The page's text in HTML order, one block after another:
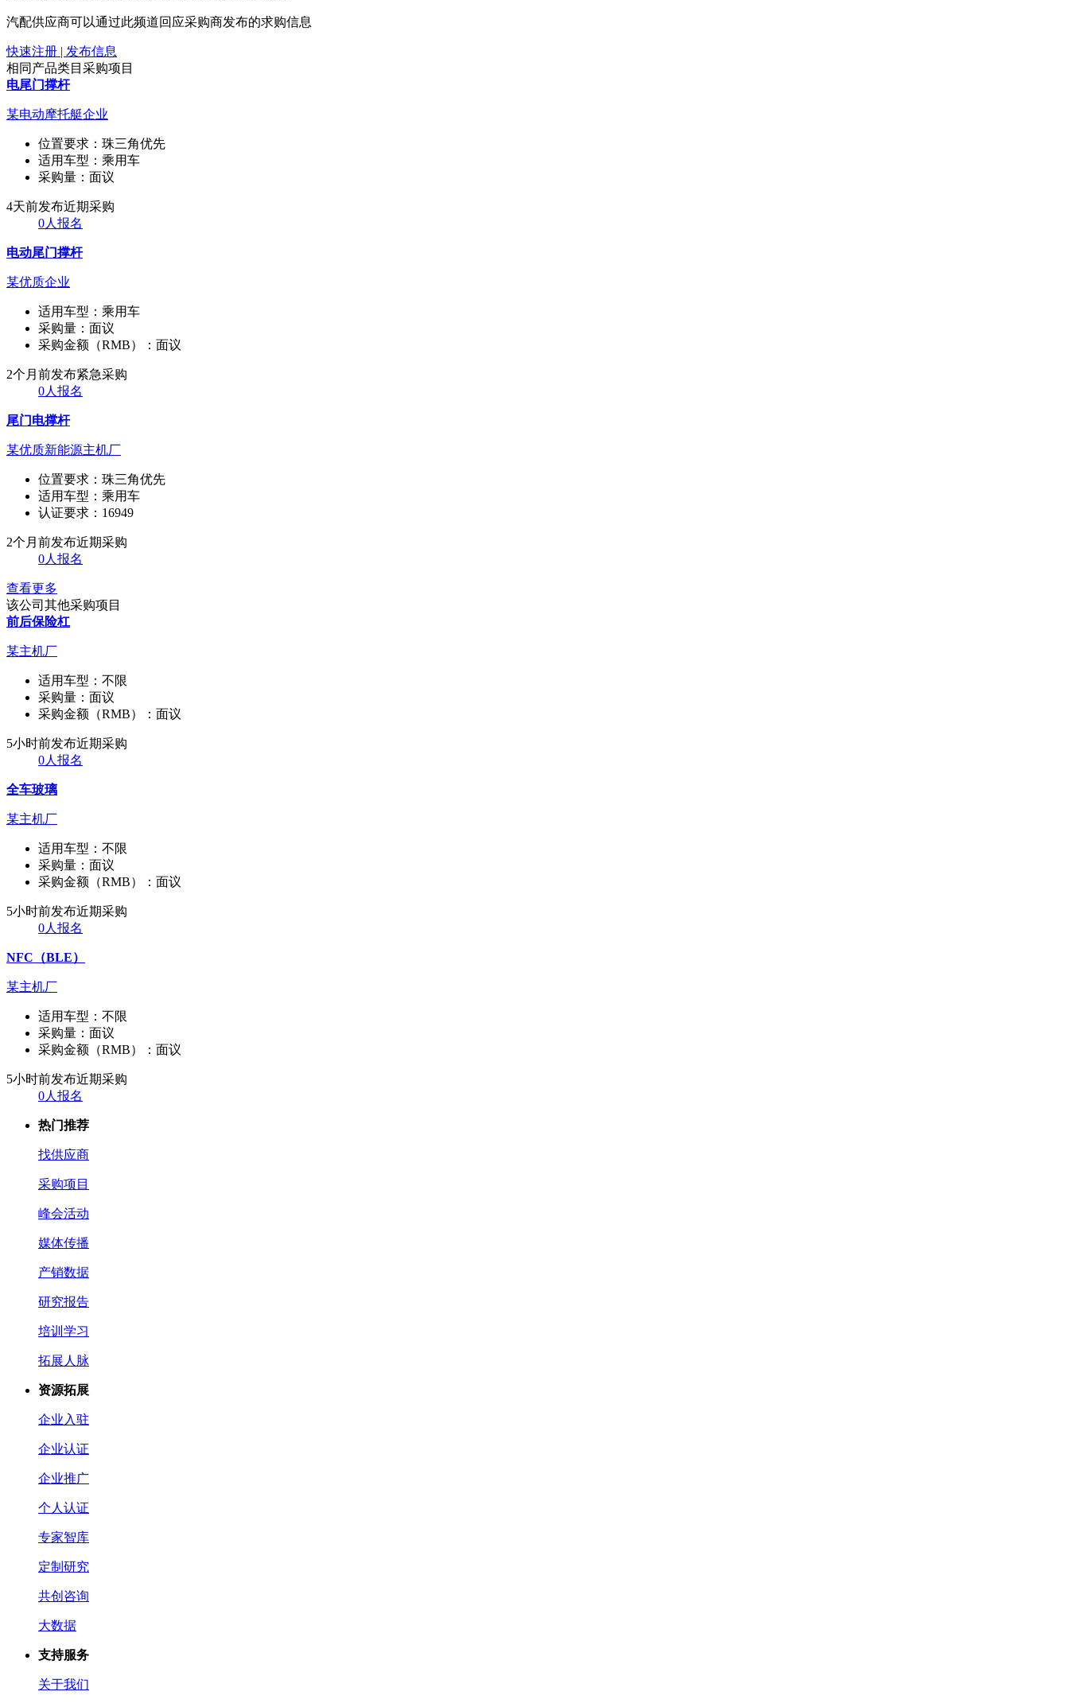
汽配供应商可以通过此频道回应采购商发布的求购信息
快速注册 | 发布信息
相同产品类目采购项目
电尾门撑杆
某电动摩托艇企业
位置要求： 珠三角优先
适用车型： 乘用车
采购量： 面议
4天前发布近期采购
0人报名
电动尾门撑杆
某优质企业
适用车型： 乘用车
采购量： 面议
采购金额（RMB）： 面议
2个月前发布紧急采购
0人报名
尾门电撑杆
某优质新能源主机厂
位置要求： 珠三角优先
适用车型： 乘用车
认证要求： 16949
2个月前发布近期采购
0人报名
查看更多
该公司其他采购项目
前后保险杠
某主机厂
适用车型： 不限
采购量： 面议
采购金额（RMB）： 面议
5小时前发布近期采购
0人报名
全车玻璃
某主机厂
适用车型： 不限
采购量： 面议
采购金额（RMB）： 面议
5小时前发布近期采购
0人报名
NFC（BLE）
某主机厂
适用车型： 不限
采购量： 面议
采购金额（RMB）： 面议
5小时前发布近期采购
0人报名
热门推荐
找供应商
采购项目
峰会活动
媒体传播
产销数据
研究报告
培训学习
拓展人脉
资源拓展
企业入驻
企业认证
企业推广
个人认证
专家智库
定制研究
共创咨询
大数据
支持服务
关于我们